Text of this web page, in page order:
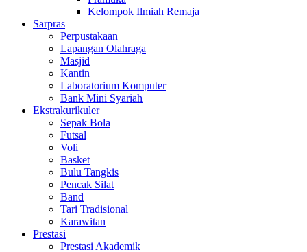
Kelompok Ilmiah Remaja
Sarpras
Perpustakaan
Lapangan Olahraga
Masjid
Kantin
Laboratorium Komputer
Bank Mini Syariah
Ekstrakurikuler
Sepak Bola
Futsal
Voli
Basket
Bulu Tangkis
Pencak Silat
Band
Tari Tradisional
Karawitan
Prestasi
Prestasi Akademik